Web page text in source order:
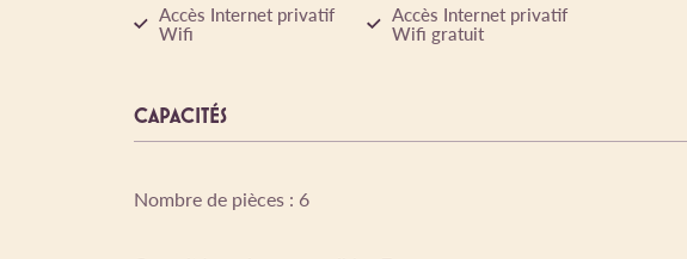
Accès Internet privatif
Wifi
Accès Internet privatif
Wifi gratuit
CAPACITÉS
Nombre de pièces : 6